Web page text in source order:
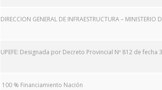
DIRECCION GENERAL DE INFRAESTRUCTURA –
UPEFE: Designada por Decreto Provincial Nº 812 de fecha
100 % Financiamiento Nación